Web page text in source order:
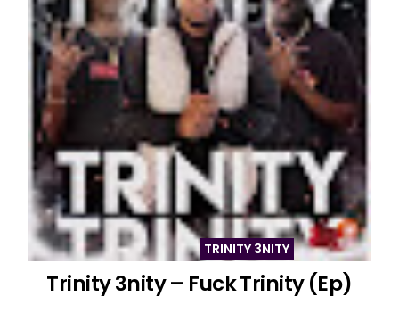
TRINITY 3NITY
Trinity 3nity – Fuck Trinity (Ep)